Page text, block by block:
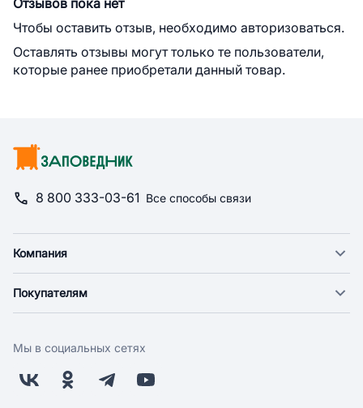
Отзывов пока нет
Чтобы оставить отзыв, необходимо авторизоваться.
Оставлять отзывы могут только те пользователи,
которые ранее приобретали данный товар.
8 800 333-03-61 Все способы связи
Компания
Новости
Поставщикам
Заводчикам
Покупателям
Оплата
Бонусная программа
Мы в социальных сетях